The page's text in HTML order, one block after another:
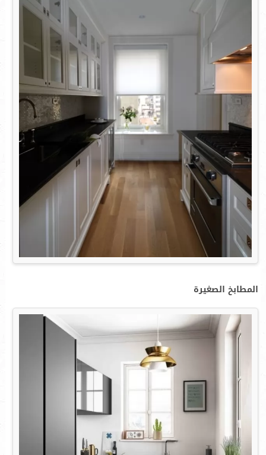
المطابخ الصغيرة